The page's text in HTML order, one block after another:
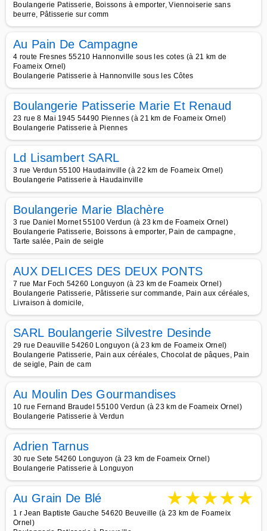
Boulangerie Patisserie, Boissons à emporter, Viennoiserie sans
beurre, Pâtisserie sur comm
Au Pain De Campagne
4 route Fresnes 55210 Hannonville sous les cotes (à 21 km de
Foameix Ornel)
Boulangerie Patisserie à Hannonville sous les Côtes
Boulangerie Patisserie Marie Et Renaud
23 rue 8 Mai 1945 54490 Piennes (à 21 km de Foameix Ornel)
Boulangerie Patisserie à Piennes
Ld Lisambert SARL
3 rue Verdun 55100 Haudainville (à 22 km de Foameix Ornel)
Boulangerie Patisserie à Haudainville
Boulangerie Marie Blachère
3 rue Daniel Mornet 55100 Verdun (à 23 km de Foameix Ornel)
Boulangerie Patisserie, Boissons à emporter, Pain de campagne,
Tarte salée, Pain de seigle
AUX DELICES DES DEUX PONTS
7 rue Mar Foch 54260 Longuyon (à 23 km de Foameix Ornel)
Boulangerie Patisserie, Pâtisserie sur commande, Pain aux céréales,
Livraison à domicile,
SARL Boulangerie Silvestre Desinde
29 rue Deauville 54260 Longuyon (à 23 km de Foameix Ornel)
Boulangerie Patisserie, Pain aux céréales, Chocolat de pâques, Pain
de seigle, Pain de cam
Au Moulin Des Gourmandises
10 rue Fernand Braudel 55100 Verdun (à 23 km de Foameix Ornel)
Boulangerie Patisserie à Verdun
Adrien Tarnus
30 rue Sete 54260 Longuyon (à 23 km de Foameix Ornel)
Boulangerie Patisserie à Longuyon
Au Grain De Blé ★★★★★
1 r Jean Baptiste Gauche 54620 Beuveille (à 23 km de Foameix
Ornel)